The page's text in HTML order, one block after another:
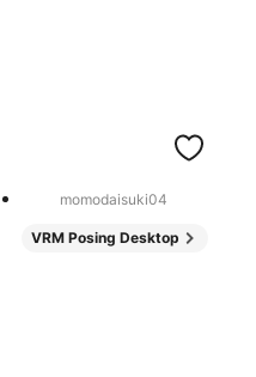
momodaisuki04
VRM Posing Desktop